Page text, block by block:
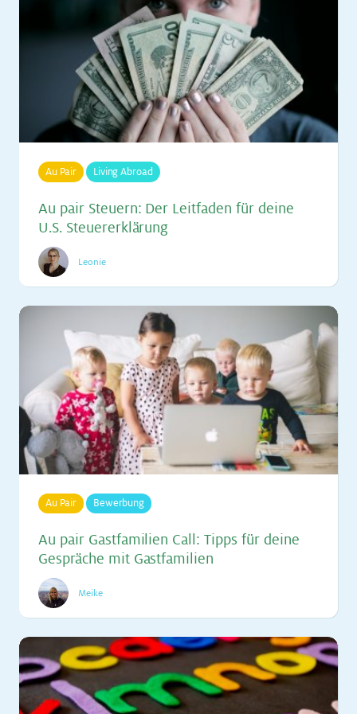
Au Pair Living Abroad
Au pair Steu­ern: Der Leit­fa­den für dei­ne
U.S. Steu­er­er­klä­rung
Leonie
Au Pair Bewerbung
Au pair Gast­fa­mi­li­en Call: Tipps für dei­ne
Ge­sprä­che mit Gast­fa­mi­li­en
Meike